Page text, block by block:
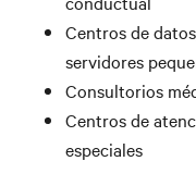
Centros de
servidores
Consultorios
Centros de
especiales